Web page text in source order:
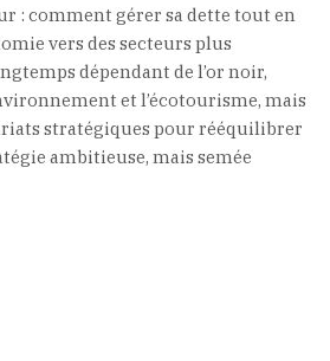
: comment gérer sa dette tout en
vers des secteurs plus
dépendant de l’or noir,
et l’écotourisme, mais
stratégiques pour rééquilibrer
ambitieuse, mais semée